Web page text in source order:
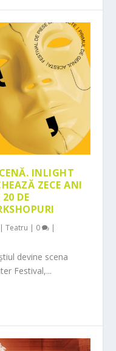
INLIGHT
ZECE ANI
DE
|Teatru | 0 |
devine scena
Festival,...